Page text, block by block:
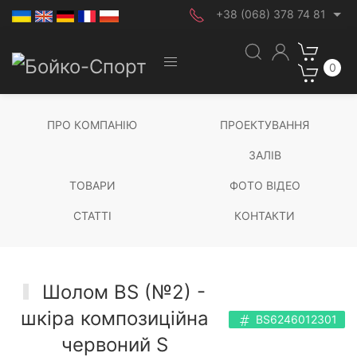
+38 (068) 378 74 81
0
ПРО КОМПАНІЮ ПРОЕКТУВАННЯ
ЗАЛІВ
ТОВАРИ ФОТО ВІДЕО
СТАТТІ КОНТАКТИ
Шолом BS (№2) -
шкіра композиційна
червоний S
BS6246012301